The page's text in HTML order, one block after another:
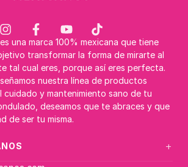
una marca 100% mexicana que tiene
transformar la forma de mirarte al
tal cual eres, porque así eres perfecta.
nuestra línea de productos
cuidado y mantenimiento sano de tu
deseamos que te abraces y que
de ser tu misma.
+